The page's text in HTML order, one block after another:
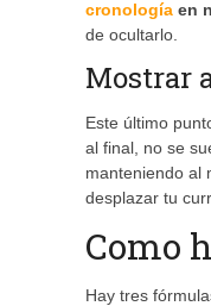
cronología en
de ocultarlo.
Mostrar
Este último
al final, no se
manteniendo al
desplazar tu
Como
Hay tres